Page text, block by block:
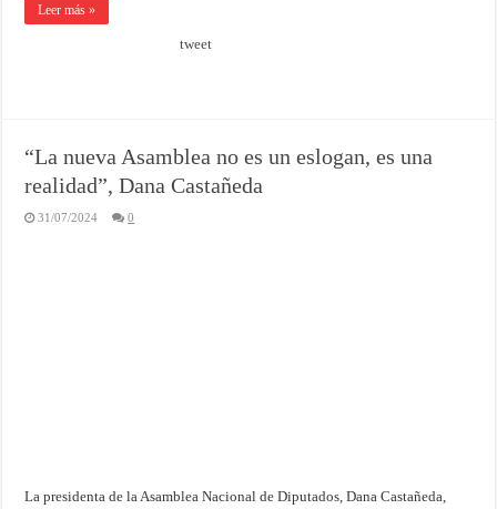
Leer más »
tweet
“La nueva Asamblea no es un eslogan, es una
realidad”, Dana Castañeda
31/07/2024 0
La presidenta de la Asamblea Nacional de Diputados, Dana Castañeda,